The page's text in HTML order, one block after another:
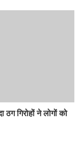
ठग गिरोहों ने लोगों को